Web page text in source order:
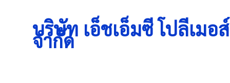
บริษัท เอ็ชเอ็มซี โปลีเมอส์
จำกัด